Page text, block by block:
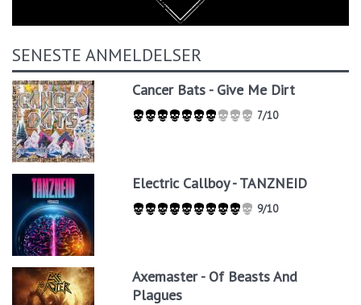
SENESTE ANMELDELSER
Cancer Bats - Give Me Dirt
7/10
Electric Callboy - TANZNEID
9/10
Axemaster - Of Beasts And
Plagues